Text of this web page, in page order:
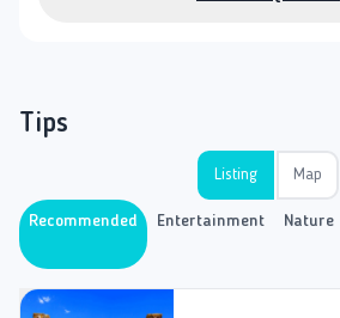
Tips
Listing Map
Recommended Entertainment Nature